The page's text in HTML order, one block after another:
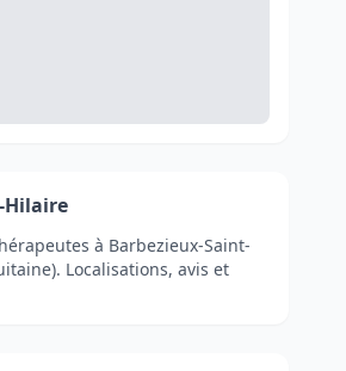
Hilaire
à Barbezieux-Saint-
Localisations, avis et